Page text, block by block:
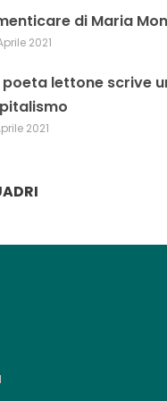
di Maria
2021
poeta lettone scrive
2021